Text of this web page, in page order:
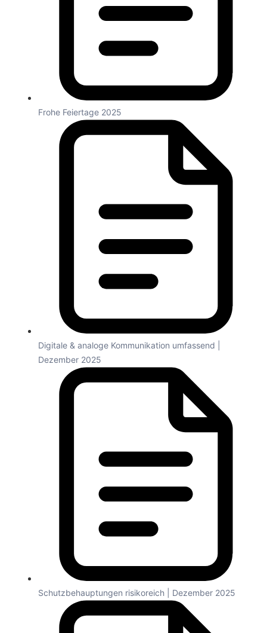
Frohe Feiertage 2025
Digitale & analoge Kommunikation umfassend |
Dezember 2025
Schutzbehauptungen risikoreich | Dezember 2025